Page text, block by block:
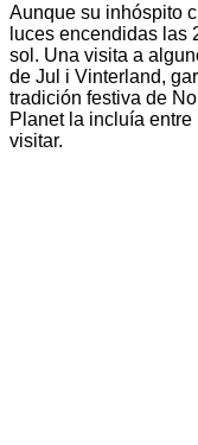
Aunque su inhóspito
luces encendidas las
sol. Una visita a
de Jul i Vinterland,
tradición festiva de
Planet la incluía
visitar.